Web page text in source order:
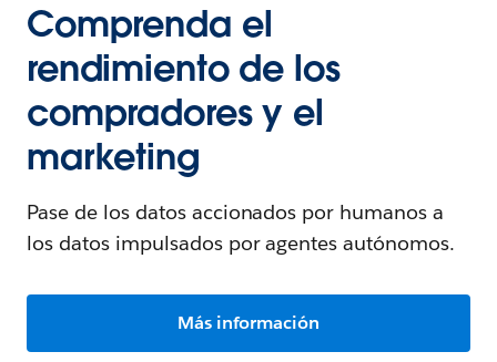
Comprenda el
rendimiento de los
compradores y el
marketing
Pase de los datos accionados por humanos a
los datos impulsados por agentes autónomos.
Más información